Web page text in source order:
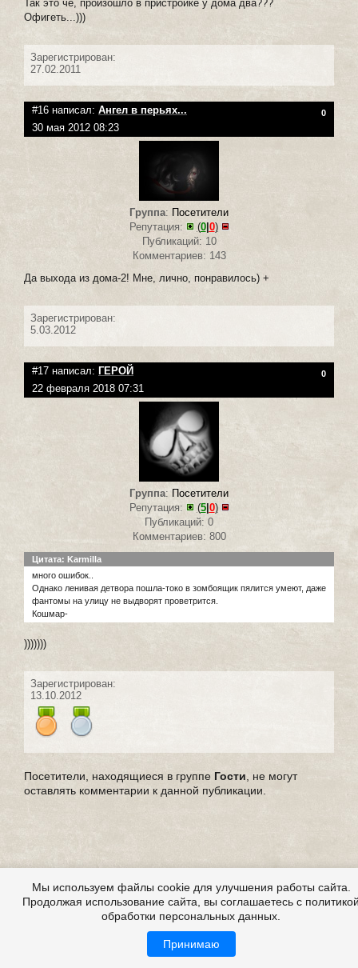
Так это чё, произошло в пристройке у дома два???
Офигеть...)))
Зарегистрирован:
27.02.2011
#16 написал: Ангел в перьях... 0
30 мая 2012 08:23
Группа: Посетители
Репутация:
(0| 0)
Публикаций: 10
Комментариев: 143
Да выхода из дома-2! Мне, лично, понравилось) +
Зарегистрирован:
5.03.2012
#17 написал: ГЕРОЙ 0
22 февраля 2018 07:31
Группа: Посетители
Репутация:
(5| 0)
Публикаций: 0
Комментариев: 800
Цитата: Karmilla
много ошибок..
Однако ленивая детвора пошла-токо в зомбоящик пялится умеют, даже
фантомы на улицу не выдворят проветрится.
Кошмар-
)))))))
Зарегистрирован:
13.10.2012
Посетители, находящиеся в группе Гости , не могут
оставлять комментарии к данной публикации.
Мы используем файлы cookie для улучшения работы сайта.
Продолжая использование сайта, вы соглашаетесь с
обработки персональных данных.
Принимаю